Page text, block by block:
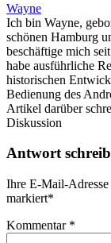
Wayne
Ich bin Wayne,
schönen Hamburg
beschäftige mich
habe ausführliche
historischen
Bedienung des
Artikel darüber
Diskussion
Antwort
Ihre E-Mail-
markiert*
Kommentar *